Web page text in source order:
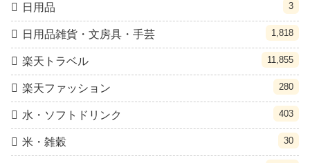
日用品 3
日用品雑貨・文房具・手芸 1,818
楽天トラベル 11,855
楽天ファッション 280
水・ソフトドリンク 403
米・雑穀 30